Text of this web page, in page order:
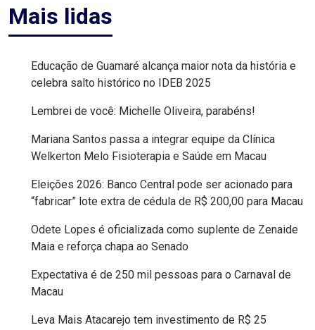
DE
MACAU
EMANCIPAÇÃO
EMPREENDIMENTO
ENTREVISTA
EVENTOS
FAKE
NEWS
Mais lidas
Educação de Guamaré alcança maior nota da história e
celebra salto histórico no IDEB 2025
Lembrei de você: Michelle Oliveira, parabéns!
Mariana Santos passa a integrar equipe da Clínica
Welkerton Melo Fisioterapia e Saúde em Macau
Eleições 2026: Banco Central pode ser acionado para
“fabricar” lote extra de cédula de R$ 200,00 para Macau
Odete Lopes é oficializada como suplente de Zenaide
Maia e reforça chapa ao Senado
Expectativa é de 250 mil pessoas para o Carnaval de
Macau
Leva Mais Atacarejo tem investimento de R$ 25